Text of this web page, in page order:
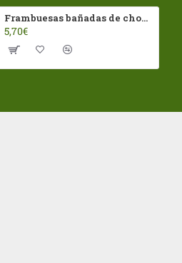
Frambuesas bañadas de chocolates Negro Franui 150gr Sin Gluten
5,70€